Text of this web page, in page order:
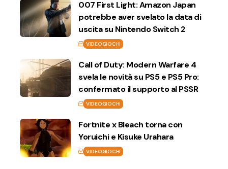
007 First Light: Amazon Japan
potrebbe aver svelato la data di
uscita su Nintendo Switch 2
VIDEOGIOCHI
Call of Duty: Modern Warfare 4
svela le novità su PS5 e PS5 Pro:
confermato il supporto al PSSR
VIDEOGIOCHI
Fortnite x Bleach torna con
Yoruichi e Kisuke Urahara
VIDEOGIOCHI